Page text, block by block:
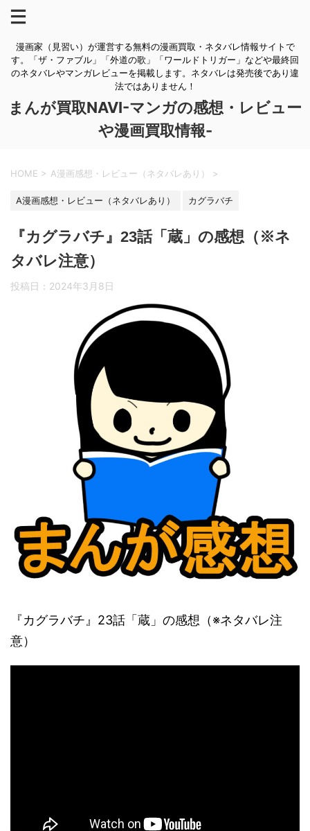
漫画家（見習い）が運営する無料の漫画買取・ネタバレ情報サイトで
す。「ザ・ファブル」「外道の歌」「ワールドトリガー」などや最終回
のネタバレやマンガレビューを掲載します。ネタバレは発売後であり違
法ではありません！
まんが買取NAVI-マンガの感想・レビュー
や漫画買取情報-
HOME > A漫画感想・レビュー（ネタバレあり） >
A漫画感想・レビュー（ネタバレあり） カグラバチ
『カグラバチ』23話「蔵」の感想（※ネ
タバレ注意）
投稿日： 2024年3月8日
『カグラバチ』23話「蔵」の感想（※ネタバレ注
意）